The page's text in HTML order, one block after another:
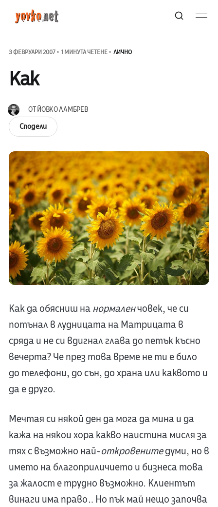
3 ФЕВРУАРИ 2007 1 МИНУТА ЧЕТЕНЕ ЛИЧНО
Как
ОТЙОВКО ЛАМБРЕВ
Сподели
Как да обясниш нанормаленчовек, че си
потънал в лудницата на Матрицата в
сряда и не си вдигнал глава до петък късно
вечерта? Че през това време не ти е било
до телефони, до сън, до храна или каквото и
да е друго.
Мечтая си някой ден да мога да мина и да
кажа на някои хора какво наистина мисля за
тях с възможно най-откровенитедуми, но в
името на благоприличието и бизнеса това
за жалост е трудно възможно. Клиентът
винаги има право… Но пък май нещо започва